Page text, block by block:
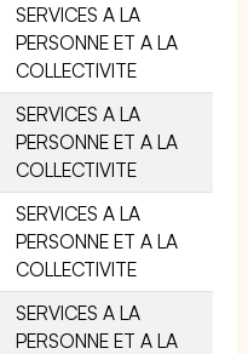
SERVICES A LA
PERSONNE ET A LA
COLLECTIVITE
SERVICES A LA
PERSONNE ET A LA
COLLECTIVITE
SERVICES A LA
PERSONNE ET A LA
COLLECTIVITE
SERVICES A LA
PERSONNE ET A LA